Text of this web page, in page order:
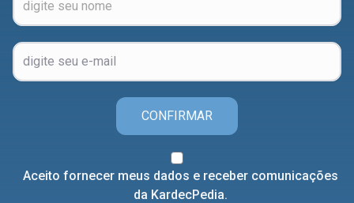
CONFIRMAR
Aceito fornecer meus dados e receber comunicações
da KardecPedia.